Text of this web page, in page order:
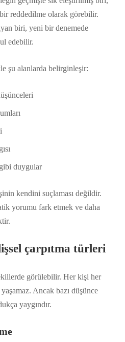
reddedilme olarak görebilir.
biri, yeni bir denemede
edebilir.
şu alanlarda belirginleşir:
duygular
kendini suçlaması değildir.
yorumu fark etmek ve daha
çarpıtma türleri
görülebilir. Her kişi her
Ancak bazı düşünce
yaygındır.